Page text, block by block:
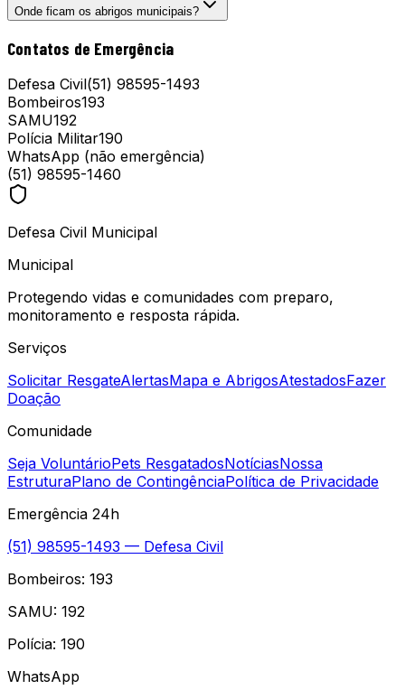
Onde ficam os abrigos municipais?
Contatos de Emergência
Defesa Civil(51) 98595-1493
Bombeiros193
SAMU192
Polícia Militar190
WhatsApp (não emergência)
(51) 98595-1460
Defesa Civil Municipal
Municipal
Protegendo vidas e comunidades com preparo,
monitoramento e resposta rápida.
Serviços
Solicitar ResgateAlertasMapa e AbrigosAtestadosFazer
Doação
Comunidade
Seja VoluntárioPets ResgatadosNotíciasNossa
EstruturaPlano de ContingênciaPolítica de Privacidade
Emergência 24h
(51) 98595-1493 — Defesa Civil
Bombeiros: 193
SAMU: 192
Polícia: 190
WhatsApp